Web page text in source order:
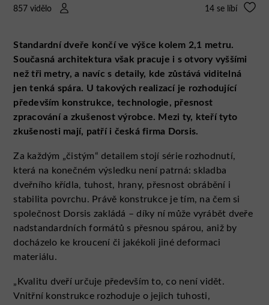
857 vidělo 14 se líbí
Standardní dveře končí ve výšce kolem 2,1 metru.
Současná architektura však pracuje i s otvory vyššími
než tři metry, a navíc s detaily, kde zůstává viditelná
jen tenká spára. U takových realizací je rozhodující
především konstrukce, technologie, přesnost
zpracování a zkušenost výrobce. Mezi ty, kteří tyto
zkušenosti mají, patří i česká firma Dorsis.
Za každým „čistým“ detailem stojí série rozhodnutí,
která na konečném výsledku není patrná: skladba
dveřního křídla, tuhost, hrany, přesnost obrábění i
stabilita povrchu. Právě konstrukce je tím, na čem si
společnost Dorsis zakládá – díky ní může vyrábět dveře
nadstandardních formátů s přesnou spárou, aniž by
docházelo ke kroucení či jakékoli jiné deformaci
materiálu.
„Kvalitu dveří určuje především to, co není vidět.
Vnitřní konstrukce rozhoduje o jejich tuhosti,